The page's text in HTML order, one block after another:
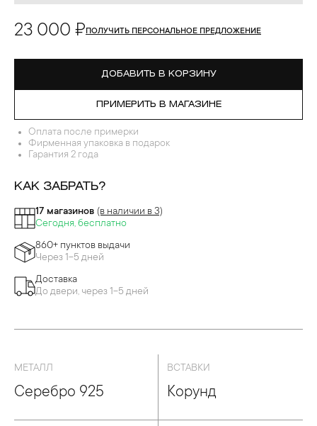
23 000 ₽ ПОЛУЧИТЬ ПЕРСОНАЛЬНОЕ ПРЕДЛОЖЕНИЕ
ДОБАВИТЬ В КОРЗИНУ
ПРИМЕРИТЬ В МАГАЗИНЕ
Оплата после примерки
Фирменная упаковка в подарок
Гарантия 2 года
КАК ЗАБРАТЬ?
17 магазинов (в наличии в 3)
Сегодня, бесплатно
860+ пунктов выдачи
Через 1-5 дней
Доставка
До двери, через 1-5 дней
МЕТАЛЛ
Серебро 925
ВСТАВКИ
Корунд